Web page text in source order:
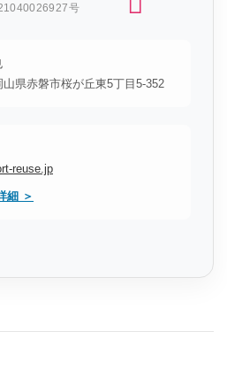
号
山県赤磐市桜が丘東5丁目5-352
reuse.jp
細 ＞